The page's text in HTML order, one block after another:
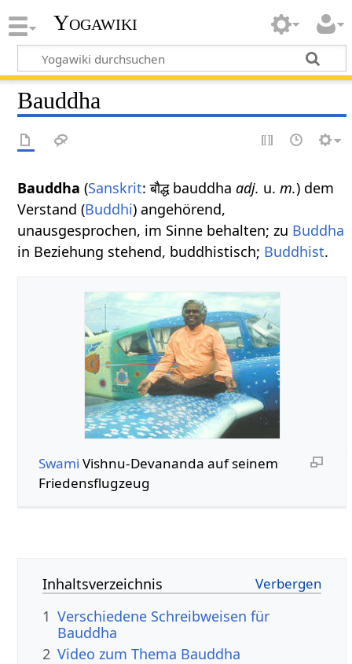
Yogawiki
Bauddha
Bauddha (Sanskrit: बौद्ध bauddhaadj. u.m.) dem
Verstand (Buddhi) angehörend,
unausgesprochen, im Sinne behalten; zu Buddha
in Beziehung stehend, buddhistisch; Buddhist.
Swami Vishnu-Devananda auf seinem
Friedensflugzeug
Inhaltsverzeichnis
1 Verschiedene Schreibweisen für
Bauddha
2 Video zum Thema Bauddha